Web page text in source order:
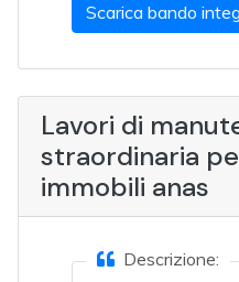
Scarica bando
Lavori di
straordinaria
immobili anas
Descrizione: